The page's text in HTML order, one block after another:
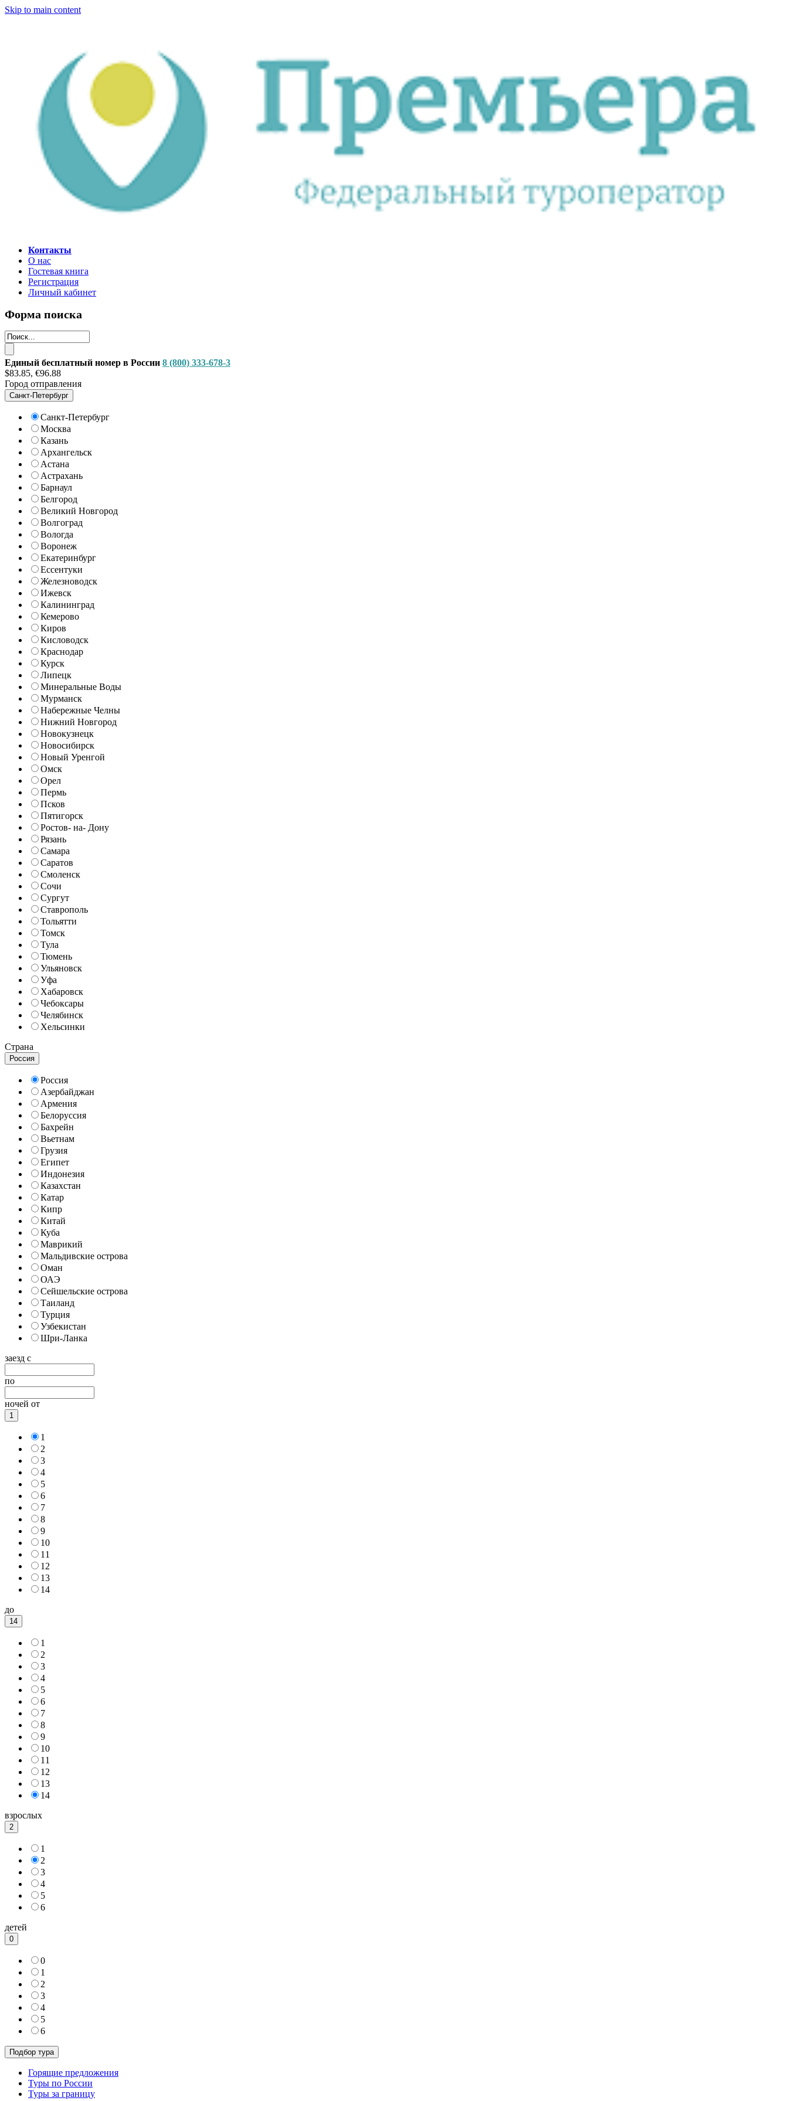
Skip to main content
Контакты
О нас
Гостевая книга
Регистрация
Личный кабинет
Форма поиска
Единый бесплатный номер в России 8 (800) 333-678-3
$83.85, €96.88
Город отправления
Санкт-Петербург
Санкт-Петербург
Москва
Казань
Архангельск
Астана
Астрахань
Барнаул
Белгород
Великий Новгород
Волгоград
Вологда
Воронеж
Екатеринбург
Ессентуки
Железноводск
Ижевск
Калининград
Кемерово
Киров
Кисловодск
Краснодар
Курск
Липецк
Минеральные Воды
Мурманск
Набережные Челны
Нижний Новгород
Новокузнецк
Новосибирск
Новый Уренгой
Омск
Орел
Пермь
Псков
Пятигорск
Ростов- на- Дону
Рязань
Самара
Саратов
Смоленск
Сочи
Сургут
Ставрополь
Тольятти
Томск
Тула
Тюмень
Ульяновск
Уфа
Хабаровск
Чебоксары
Челябинск
Хельсинки
Страна
Россия
Россия
Азербайджан
Армения
Белоруссия
Бахрейн
Вьетнам
Грузия
Египет
Индонезия
Казахстан
Катар
Кипр
Китай
Куба
Маврикий
Мальдивские острова
Оман
ОАЭ
Сейшельские острова
Таиланд
Турция
Узбекистан
Шри-Ланка
заезд с
по
ночей от
1
1
2
3
4
5
6
7
8
9
10
11
12
13
14
до
14
1
2
3
4
5
6
7
8
9
10
11
12
13
14
взрослых
2
1
2
3
4
5
6
детей
0
0
1
2
3
4
5
6
Горящие предложения
Туры по России
Туры за границу